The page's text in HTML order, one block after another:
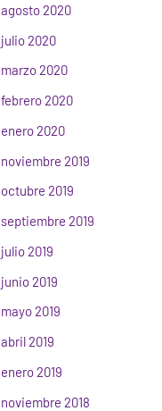
agosto 2020
julio 2020
marzo 2020
febrero 2020
enero 2020
noviembre 2019
octubre 2019
septiembre 2019
julio 2019
junio 2019
mayo 2019
abril 2019
enero 2019
noviembre 2018